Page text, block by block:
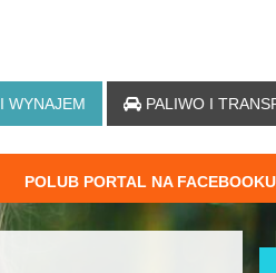
I WYNAJEM PALIWO I
POLUB PORTAL NA FACEBOOKU